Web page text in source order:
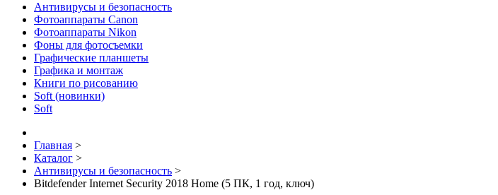
Антивирусы и безопасность
Фотоаппараты Canon
Фотоаппараты Nikon
Фоны для фотосъемки
Графические планшеты
Графика и монтаж
Книги по рисованию
Soft (новинки)
Soft
Главная >
Каталог >
Антивирусы и безопасность >
Bitdefender Internet Security 2018 Home (5 ПК, 1 год, ключ)